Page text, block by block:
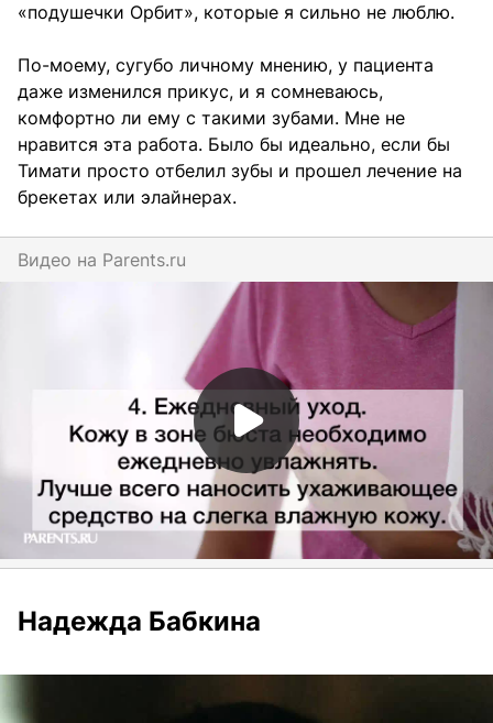
«подушечки Орбит», которые я сильно не люблю.
По-моему, сугубо личному мнению, у пациента
даже изменился прикус, и я сомневаюсь,
комфортно ли ему с такими зубами. Мне не
нравится эта работа. Было бы идеально, если бы
Тимати просто отбелил зубы и прошел лечение на
брекетах или элайнерах.
Видео на parents.ru
Надежда Бабкина